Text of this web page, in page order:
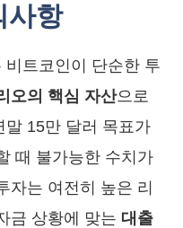
사항
비트코인이 단순한 투
오의 핵심 자산으로
말 15만 달러 목표가
때 불가능한 수치가
자는 여전히 높은 리
금 상황에 맞는 대출